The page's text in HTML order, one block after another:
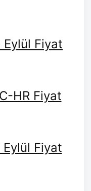
Fiyat
HR Fiyat
Fiyat